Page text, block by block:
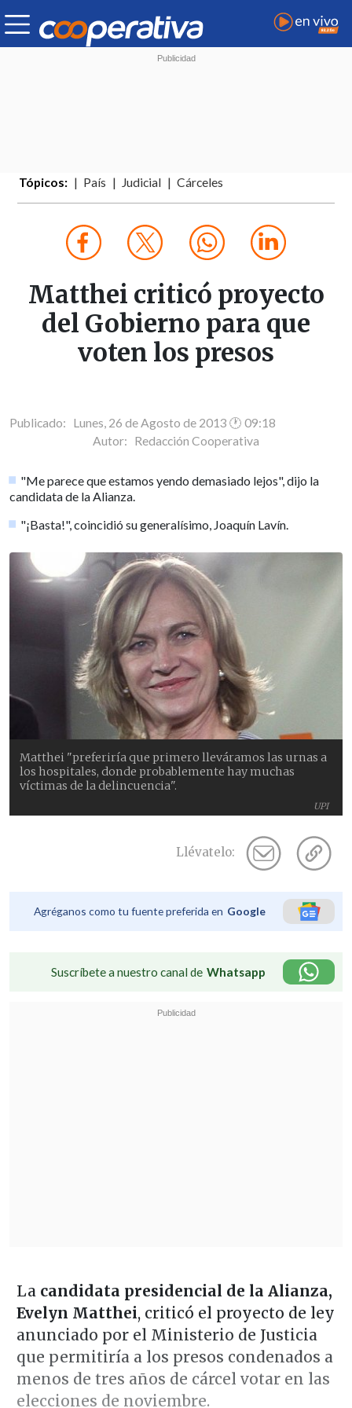
Tópicos: País Judicial Cárceles
Matthei criticó proyecto
del Gobierno para que
voten los presos
Publicado: Lunes, 26 de Agosto de 2013 🕐 09:18
Autor: Redacción Cooperativa
"Me parece que estamos yendo demasiado lejos", dijo la
candidata de la Alianza.
"¡Basta!", coincidió su generalísimo, Joaquín Lavín.
UPI
Matthei "preferiría que primero lleváramos las urnas a
los hospitales, donde probablemente hay muchas
víctimas de la delincuencia".
Llévatelo:
Agréganos como tu fuente preferida en Google
Suscríbete a nuestro canal de Whatsapp
La candidata presidencial de la Alianza,
Evelyn Matthei, criticó el proyecto de ley
anunciado por el Ministerio de Justicia
que permitiría a los presos condenados a
menos de tres años de cárcel votar en las
elecciones de noviembre.